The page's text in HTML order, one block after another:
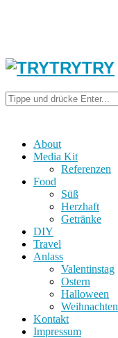
About
Media Kit
Referenzen
Food
Süß
Herzhaft
Getränke
DIY
Travel
Anlass
Valentinstag
Ostern
Halloween
Weihnachten
Kontakt
Impressum